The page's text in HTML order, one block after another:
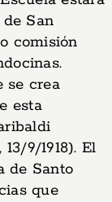
San
comisión
se crea
esta
9/1918). El
de Santo
que